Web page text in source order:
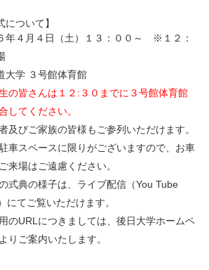
について】
月４日（土）１３：００～ ※１２：
３号館体育館
の皆さんは１２:３０までに３号館体育館
してください。
族の皆様もご参列いただけます。
車スペースに限りがございますので、お車
来場はご遠慮ください。
子は、ライブ配信（You Tube
にてご覧いただけます。
のURLにつきましては、後日大学ホームペ
りご案内いたします。